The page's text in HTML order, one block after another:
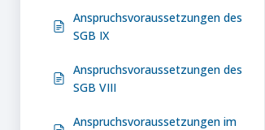
Anspruchsvoraussetzungen des
SGB IX
Anspruchsvoraussetzungen des
SGB VIII
Anspruchsvoraussetzungen im